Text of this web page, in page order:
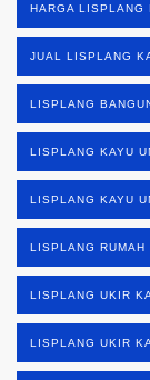
HARGA LISPLANG
JUAL LISPLANG
LISPLANG
LISPLANG KAYU
LISPLANG KAYU
LISPLANG RUMAH
LISPLANG UKIR
LISPLANG UKIR